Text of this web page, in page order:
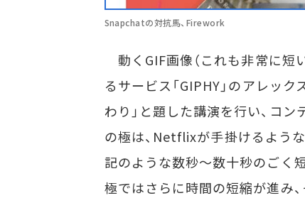
Snapchatの対抗馬、Firework
動くGIF画像（これも非常に短
るサービス「GIPHY」のアレック
わり」と題した講演を行い、コ
の極は、Netflixが手掛けるよう
記のような数秒～数十秒のごく
極ではさらに時間の短縮が進み